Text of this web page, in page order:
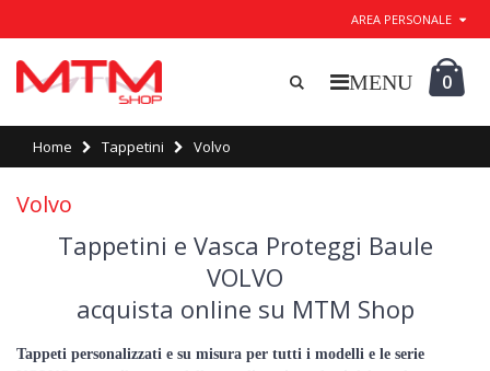
AREA PERSONALE
0
Home Tappetini Volvo
Volvo
Tappetini e Vasca Proteggi Baule
VOLVO
acquista online su MTM Shop
Tappeti personalizzati e su misura per tutti i modelli e le serie